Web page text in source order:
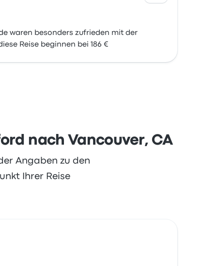
waren besonders zufrieden mit der
Reise beginnen bei 186 €
nach Vancouver, CA
Angaben zu den
Ihrer Reise